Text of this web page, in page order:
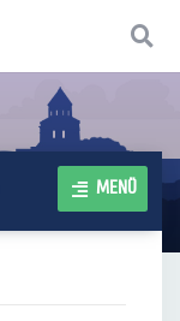
MENÜ